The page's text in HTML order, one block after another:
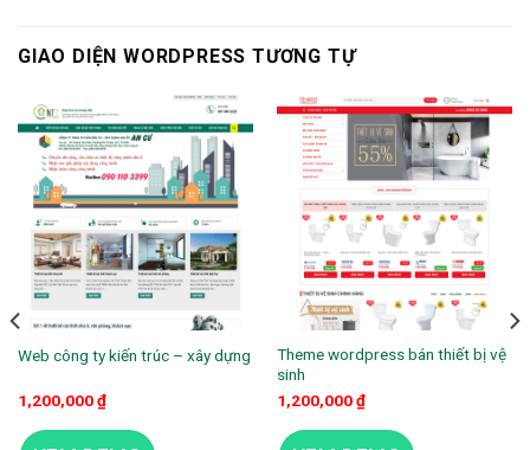
GIAO DIỆN WORDPRESS TƯƠNG TỰ
Web công ty kiến trúc – xây dựng
1,200,000₫
Theme wordpress bán thiết bị vệ
sinh
1,200,000₫